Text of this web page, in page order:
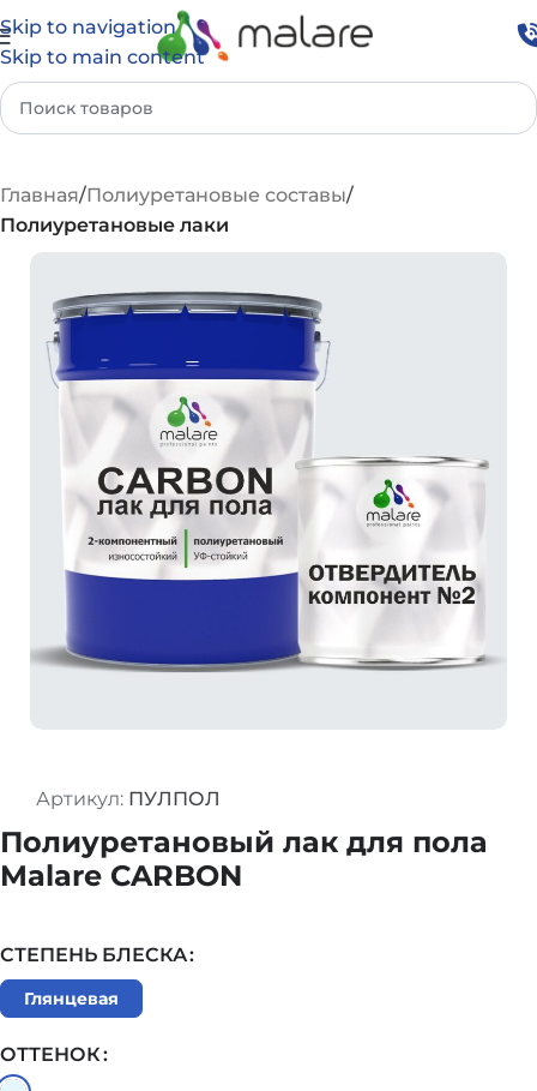
Skip to navigation
Skip to main content
Главная Полиуретановые составы
Полиуретановые лаки
Артикул: ПУЛПОЛ
Полиуретановый лак для пола
Malare CARBON
СТЕПЕНЬ БЛЕСКА
Глянцевая
ОТТЕНОК